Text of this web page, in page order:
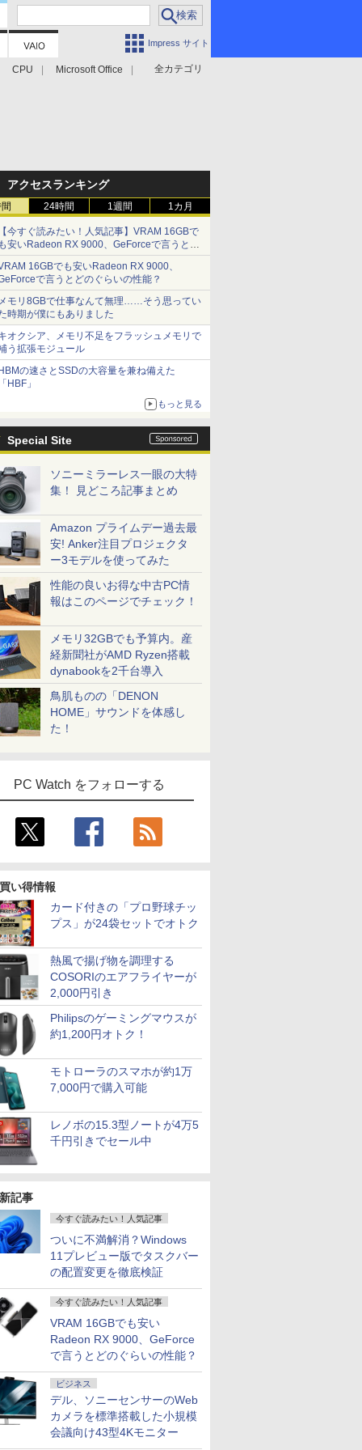
Impress サイト
全カテゴリ
CPU Microsoft Office
アクセスランキング
24時間 1週間 1カ月
今すぐ読みたい！人気記事】VRAM 16GBで
安いRadeon RX 9000、GeForceで言うとど
ぐらいの性能？ - PC Watch
16GBでも安いRadeon RX 9000、
で言うとどのぐらいの性能？
モリ8GBで仕事なんて無理……そう思ってい
時期が僕にもありました
オクシア、メモリ不足をフラッシュメモリで
う拡張モジュール
の速さとSSDの大容量を兼ね備えた
HBF」
もっと見る
Special Site
ソニーミラーレス一眼の大特
集！ 見どころ記事まとめ
Amazon プライムデー過去最
安! Anker注目プロジェクタ
ー3モデルを使ってみた
性能の良いお得な中古PC情
報はこのページでチェック！
メモリ32GBでも予算内。産
経新聞社がAMD Ryzen搭載
dynabookを2千台導入
鳥肌ものの「DENON
HOME」サウンドを体感し
た！
PC Watch をフォローする
い得情報
カード付きの「プロ野球チッ
プス」が24袋セットでオトク
熱風で揚げ物を調理する
COSORIのエアフライヤーが
2,000円引き
Philipsのゲーミングマウスが
約1,200円オトク！
モトローラのスマホが約1万
7,000円で購入可能
レノボの15.3型ノートが4万5
千円引きでセール中
記事
今すぐ読みたい！人気記事
ついに不満解消？Windows
11プレビュー版でタスクバー
の配置変更を徹底検証
今すぐ読みたい！人気記事
VRAM 16GBでも安い
Radeon RX 9000、GeForce
で言うとどのぐらいの性能？
ビジネス
デル、ソニーセンサーのWeb
カメラを標準搭載した小規模
会議向け43型4Kモニター